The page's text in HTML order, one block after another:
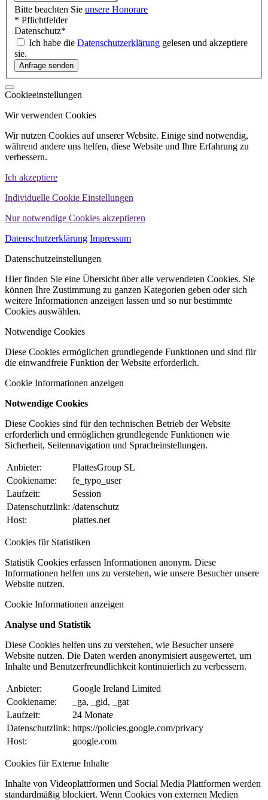
Bitte beachten Sie unsere Honorare
* Pflichtfelder
Datenschutz*
Ich habe die Datenschutzerklärung gelesen und akzeptiere
sie.
Cookieeinstellungen
Wir verwenden Cookies
Wir nutzen Cookies auf unserer Website. Einige sind notwendig,
während andere uns helfen, diese Website und Ihre Erfahrung zu
verbessern.
Ich akzeptiere
Individuelle Cookie Einstellungen
Nur notwendige Cookies akzeptieren
Datenschutzerklärung Impressum
Datenschutzeinstellungen
Hier finden Sie eine Übersicht über alle verwendeten Cookies. Sie
können Ihre Zustimmung zu ganzen Kategorien geben oder sich
weitere Informationen anzeigen lassen und so nur bestimmte
Cookies auswählen.
Notwendige Cookies
Diese Cookies ermöglichen grundlegende Funktionen und sind für
die einwandfreie Funktion der Website erforderlich.
Cookie Informationen anzeigen
Notwendige Cookies
Diese Cookies sind für den technischen Betrieb der Website
erforderlich und ermöglichen grundlegende Funktionen wie
Sicherheit, Seitennavigation und Spracheinstellungen.
Anbieter:
PlattesGroup SL
Cookiename:
fe_typo_user
Laufzeit:
Session
Datenschutzlink: /datenschutz
Host:
plattes.net
Cookies für Statistiken
Statistik Cookies erfassen Informationen anonym. Diese
Informationen helfen uns zu verstehen, wie unsere Besucher unsere
Website nutzen.
Cookie Informationen anzeigen
Analyse und Statistik
Diese Cookies helfen uns zu verstehen, wie Besucher unsere
Website nutzen. Die Daten werden anonymisiert ausgewertet, um
Inhalte und Benutzerfreundlichkeit kontinuierlich zu verbessern.
Anbieter:
Google Ireland Limited
Cookiename:
_ga, _gid, _gat
Laufzeit:
24 Monate
Datenschutzlink: https://policies.google.com/privacy
Host:
google.com
Cookies für Externe Inhalte
Inhalte von Videoplattformen und Social Media Plattformen werden
standardmäßig blockiert. Wenn Cookies von externen Medien